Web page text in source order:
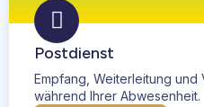
Postdienst
Empfang, Weiterleitung und
während Ihrer Abwesenheit.